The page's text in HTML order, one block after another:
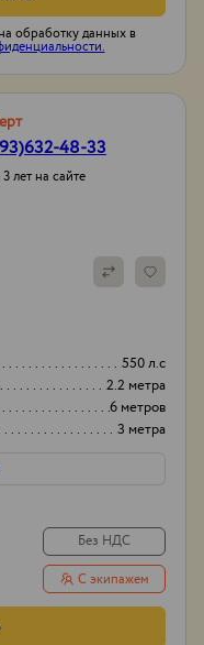
обработку данных в
48-33
лет на сайте
550 л.с
2.2 метра
6 метров
3 метра
Без НДС
С экипажем